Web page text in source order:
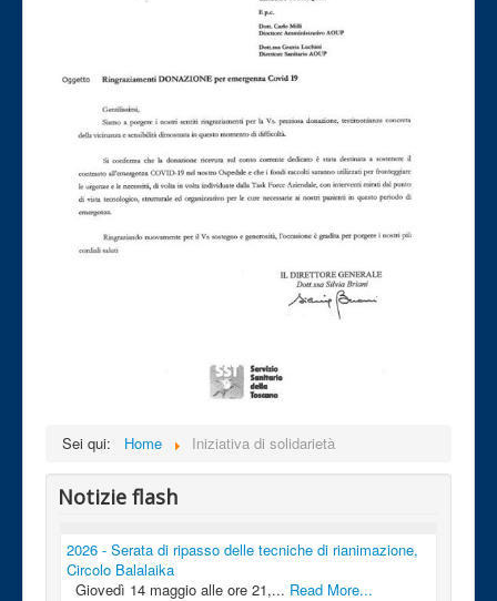
Sei qui: Home Iniziativa di solidarietà
Notizie flash
2026 - Serata di ripasso delle tecniche di rianimazione,
Circolo Balalaika
Giovedì 14 maggio alle ore 21,... Read More...